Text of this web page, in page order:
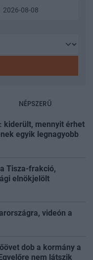
NÉPSZERŰ
kiderült, mennyit érhet
egyik legnagyobb
Tisza-frakció,
elnökjelölt
videón a
dob a kormány a
nem látszik